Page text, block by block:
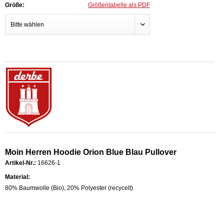
Größe: Größentabelle als PDF
Moin Herren Hoodie Orion Blue Blau Pullover
Artikel-Nr.: 16626-1
Material:
80% Baumwolle (Bio), 20% Polyester (recycelt)